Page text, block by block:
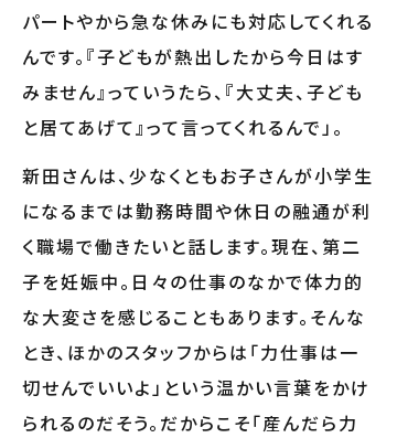
パートやから急な休みにも対応してくれる
んです。『子どもが熱出したから今日はす
みません』っていうたら、『大丈夫、子ども
と居てあげて』って言ってくれるんで」。
新田さんは、少なくともお子さんが小学生
になるまでは勤務時間や休日の融通が利
く職場で働きたいと話します。現在、第二
子を妊娠中。日々の仕事のなかで体力的
な大変さを感じることもあります。そんな
とき、ほかのスタッフからは「力仕事は一
切せんでいいよ」という温かい言葉をかけ
られるのだそう。だからこそ「産んだら力